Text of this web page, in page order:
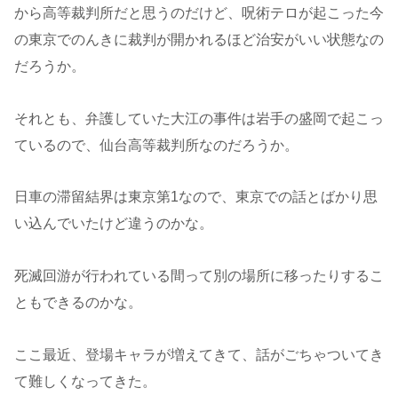
から高等裁判所だと思うのだけど、呪術テロが起こった今
の東京でのんきに裁判が開かれるほど治安がいい状態なの
だろうか。
それとも、弁護していた大江の事件は岩手の盛岡で起こっ
ているので、仙台高等裁判所なのだろうか。
日車の滞留結界は東京第1なので、東京での話とばかり思
い込んでいたけど違うのかな。
死滅回游が行われている間って別の場所に移ったりするこ
ともできるのかな。
ここ最近、登場キャラが増えてきて、話がごちゃついてき
て難しくなってきた。